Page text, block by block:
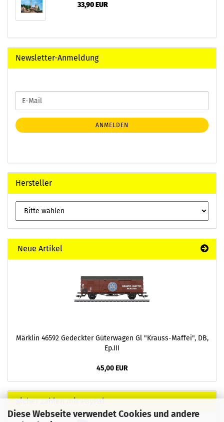
Diese Webseite verwendet Cookies und andere
33,90 EUR
Newsletter-Anmeldung
ZUR
ANMELDUNG
E-
Mail
ANMELDEN
Hersteller
Neue Artikel
Märklin 46592 Gedeckter Güterwagen Gl "Krauss-Maffei", DB,
Ep.III
45,00 EUR
Sicher zahlen mit PayPal